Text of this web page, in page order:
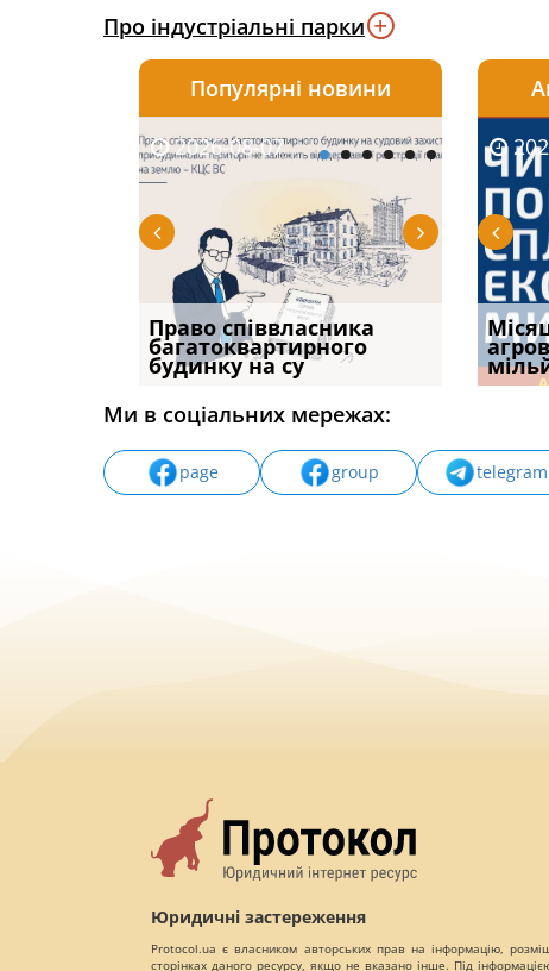
Про індустріальні парки
Популярні новини
2026-08-07
Право співвласника
багатоквартирного
будинку на су
2026-
Якщо
наявніс
2026-08-03
ФУНДАМЕНТАЛЬНА
ПРОБЛЕМА «СУДОВОЇ
ПРАКТИКИ», АБО ПР
Ми в соціальних мережах:
page group telegram
Юридичні застереження
Protocol.ua є власником авторських прав на інформацію,
сторінках даного ресурсу, якщо не вказано інше. Під